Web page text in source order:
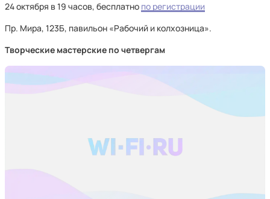
24 октября в 19 часов, бесплатно по регистрации
Пр. Мира, 123Б, павильон «Рабочий и колхозница».
Творческие мастерские по четвергам